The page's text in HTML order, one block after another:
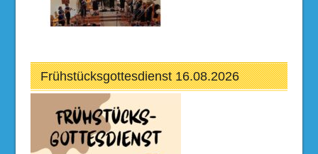
Frühstücksgottesdienst 16.08.2026